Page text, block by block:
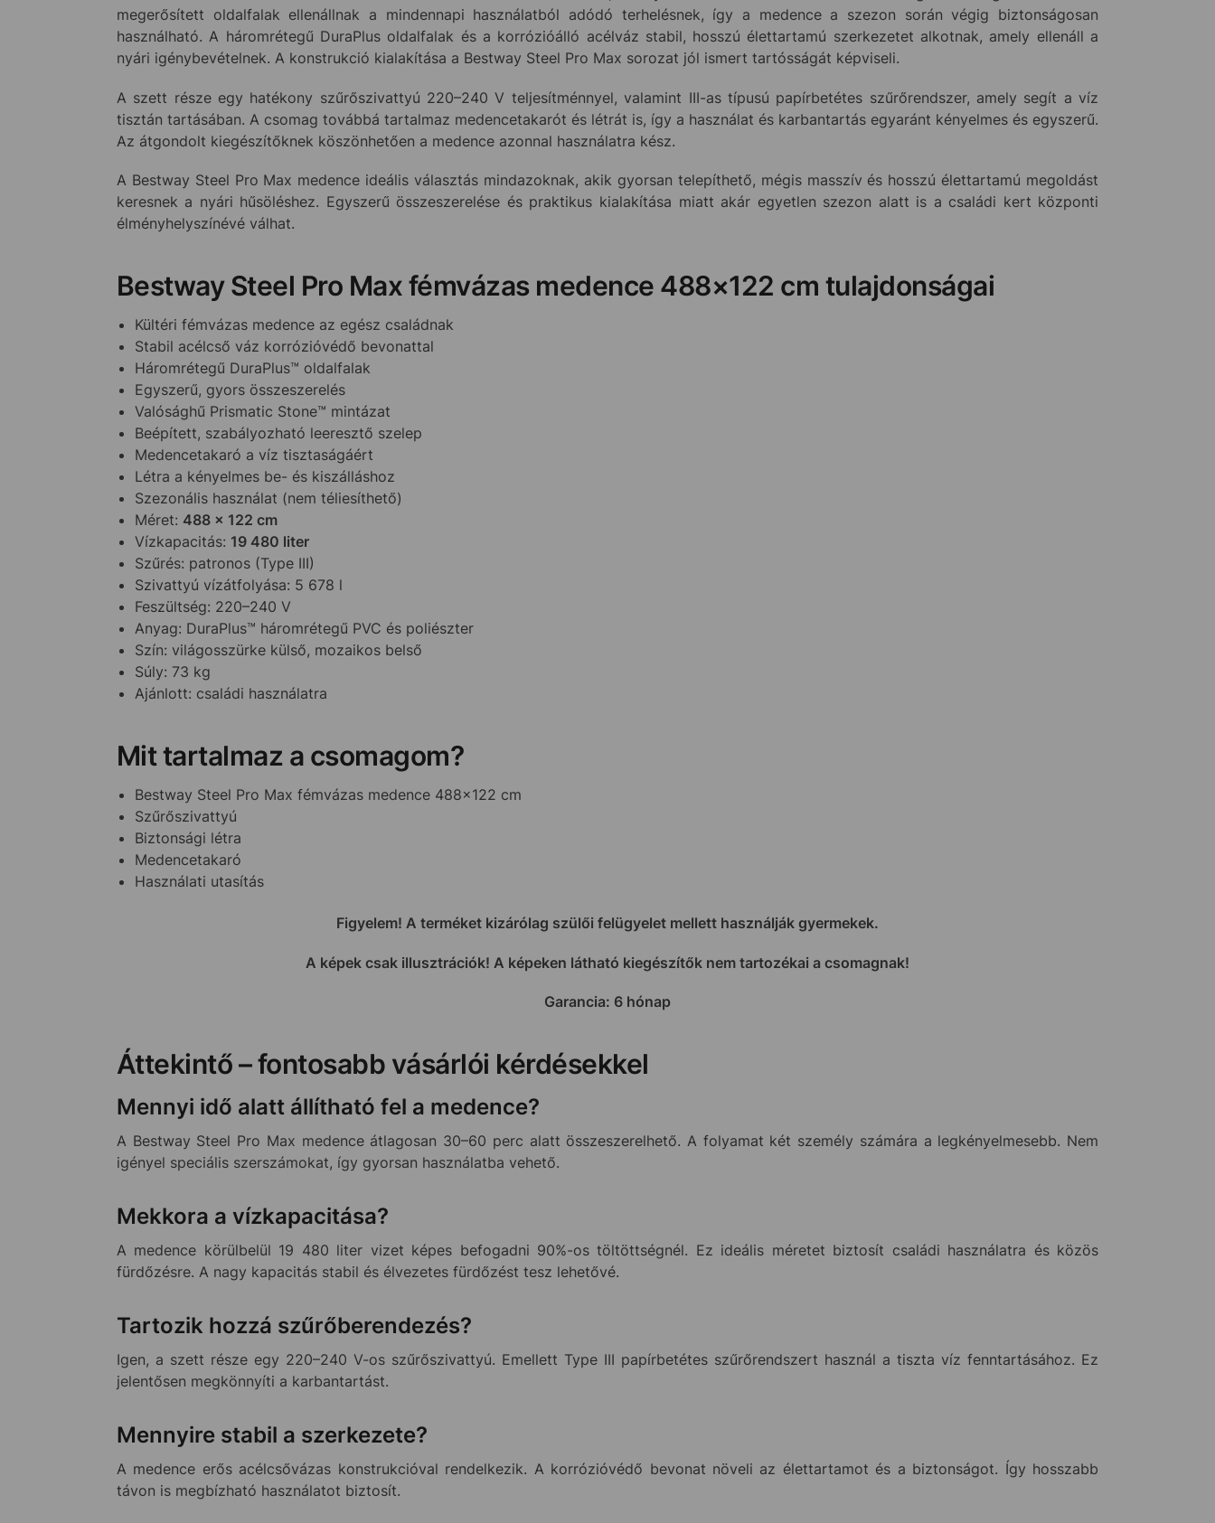
megerősített oldalfalak ellenállnak a mindennapi használatból adódó terhelésnek, így a medence a szezon során végig biztonságosan
használható. A háromrétegű DuraPlus oldalfalak és a korrózióálló acélváz stabil, hosszú élettartamú szerkezetet alkotnak, amely ellenáll a
nyári igénybevételnek. A konstrukció kialakítása a Bestway Steel Pro Max sorozat jól ismert tartósságát képviseli.
A szett része egy hatékony szűrőszivattyú 220–240 V teljesítménnyel, valamint III-as típusú papírbetétes szűrőrendszer, amely segít a víz
tisztán tartásában. A csomag továbbá tartalmaz medencetakarót és létrát is, így a használat és karbantartás egyaránt kényelmes és egyszerű.
Az átgondolt kiegészítőknek köszönhetően a medence azonnal használatra kész.
A Bestway Steel Pro Max medence ideális választás mindazoknak, akik gyorsan telepíthető, mégis masszív és hosszú élettartamú megoldást
keresnek a nyári hűsöléshez. Egyszerű összeszerelése és praktikus kialakítása miatt akár egyetlen szezon alatt is a családi kert központi
élményhelyszínévé válhat.
Bestway Steel Pro Max fémvázas medence 488×122 cm tulajdonságai
Kültéri fémvázas medence az egész családnak
Stabil acélcső váz korrózióvédő bevonattal
Háromrétegű DuraPlus™ oldalfalak
Egyszerű, gyors összeszerelés
Valósághű Prismatic Stone™ mintázat
Beépített, szabályozható leeresztő szelep
Medencetakaró a víz tisztaságáért
Létra a kényelmes be- és kiszálláshoz
Szezonális használat (nem téliesíthető)
Méret: 488 x 122 cm
Vízkapacitás: 19 480 liter
Szűrés: patronos (Type III)
Szivattyú vízátfolyása: 5 678 l
Feszültség: 220–240 V
Anyag: DuraPlus™ háromrétegű PVC és poliészter
Szín: világosszürke külső, mozaikos belső
Súly: 73 kg
Ajánlott: családi használatra
Mit tartalmaz a csomagom?
Bestway Steel Pro Max fémvázas medence 488×122 cm
Szűrőszivattyú
Biztonsági létra
Medencetakaró
Használati utasítás
Figyelem! A terméket kizárólag szülői felügyelet mellett használják gyermekek.
A képek csak illusztrációk! A képeken látható kiegészítők nem tartozékai a csomagnak!
Garancia: 6 hónap
Áttekintő – fontosabb vásárlói kérdésekkel
Mennyi idő alatt állítható fel a medence?
A Bestway Steel Pro Max medence átlagosan 30–60 perc alatt összeszerelhető. A folyamat két személy számára a legkényelmesebb. Nem
igényel speciális szerszámokat, így gyorsan használatba vehető.
Mekkora a vízkapacitása?
A medence körülbelül 19 480 liter vizet képes befogadni 90%-os töltöttségnél. Ez ideális méretet biztosít családi használatra és közös
fürdőzésre. A nagy kapacitás stabil és élvezetes fürdőzést tesz lehetővé.
Tartozik hozzá szűrőberendezés?
Igen, a szett része egy 220–240 V-os szűrőszivattyú. Emellett Type III papírbetétes szűrőrendszert használ a tiszta víz fenntartásához. Ez
jelentősen megkönnyíti a karbantartást.
Mennyire stabil a szerkezete?
A medence erős acélcsővázas konstrukcióval rendelkezik. A korrózióvédő bevonat növeli az élettartamot és a biztonságot. Így hosszabb
távon is megbízható használatot biztosít.